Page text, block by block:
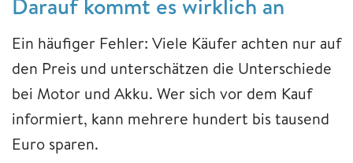
Ein häufiger Fehler: Viele Käufer achten nur auf
den Preis und unterschätzen die Unterschiede
bei Motor und Akku. Wer sich vor dem Kauf
informiert, kann mehrere hundert bis tausend
Euro sparen.